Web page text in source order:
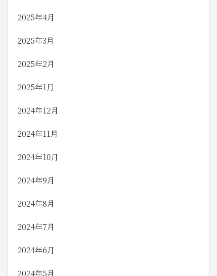
2025年4月
2025年3月
2025年2月
2025年1月
2024年12月
2024年11月
2024年10月
2024年9月
2024年8月
2024年7月
2024年6月
2024年5月